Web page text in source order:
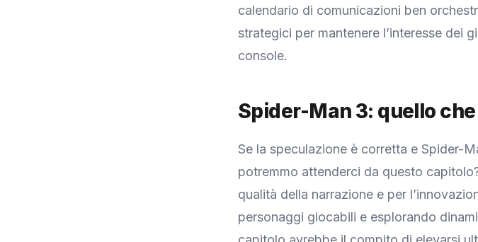
calendario di comunicazioni ben
strategici per mantenere l’interesse dei
console.
Spider-Man 3: quello
Se la speculazione è corretta e Spider-
potremmo attenderci da questo
qualità della narrazione e per
personaggi giocabili e esplorando